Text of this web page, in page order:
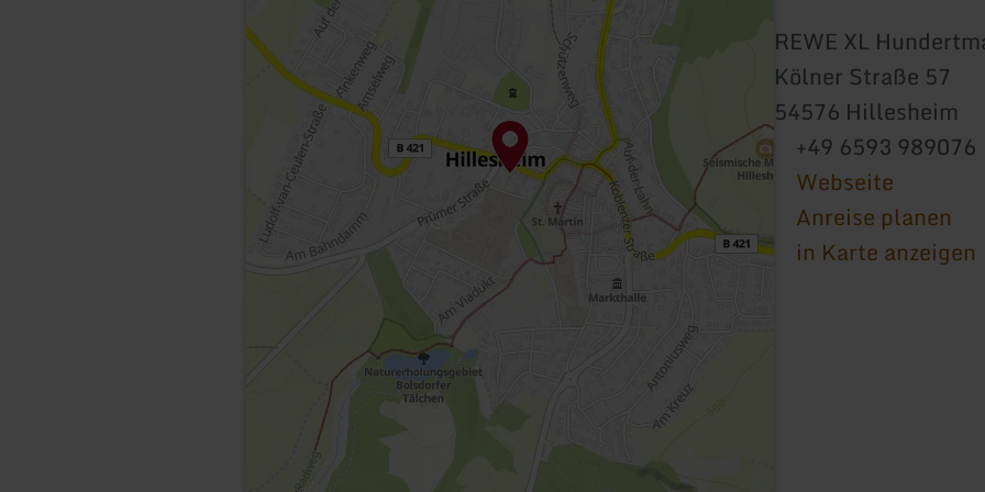
REWE XL
Kölner Straße 57
54576 Hillesheim
+49 6593 989076
Webseite
Anreise planen
in Karte anzeigen